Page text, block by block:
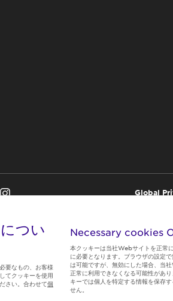
Global
つい
要なもの、お客様
てクッキーを使用
さい。合わせて個
Necessary cookies
本クッキーは当社Webサイトを正常
に必要となります。ブラウザの設定
は可能ですが、無効にした場合、当
正常に利用できなくなる可能性があ
キーでは個人を特定する情報を保存
せん。